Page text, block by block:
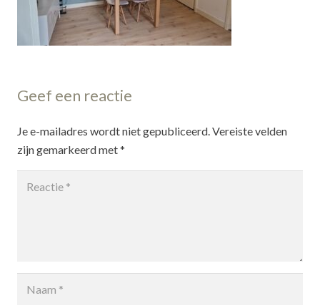
Geef een reactie
Je e-mailadres wordt niet gepubliceerd.Vereiste velden
zijn gemarkeerd met*